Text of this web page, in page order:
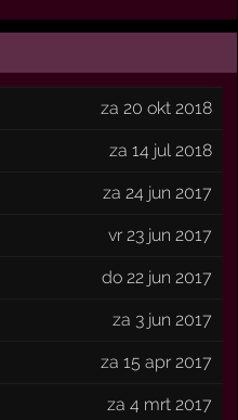
za 20 okt 2018
za 14 jul 2018
za 24 jun 2017
vr 23 jun 2017
do 22 jun 2017
za 3 jun 2017
za 15 apr 2017
za 4 mrt 2017